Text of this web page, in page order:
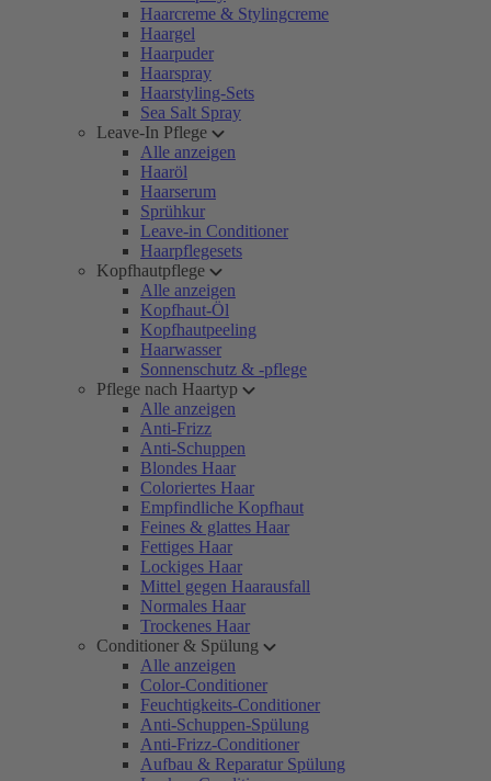
Haarcreme & Stylingcreme
Haargel
Haarpuder
Haarspray
Haarstyling-Sets
Sea Salt Spray
Leave-In Pflege
Alle anzeigen
Haaröl
Haarserum
Sprühkur
Leave-in Conditioner
Haarpflegesets
Kopfhautpflege
Alle anzeigen
Kopfhaut-Öl
Kopfhautpeeling
Haarwasser
Sonnenschutz & -pflege
Pflege nach Haartyp
Alle anzeigen
Anti-Frizz
Anti-Schuppen
Blondes Haar
Coloriertes Haar
Empfindliche Kopfhaut
Feines & glattes Haar
Fettiges Haar
Lockiges Haar
Mittel gegen Haarausfall
Normales Haar
Trockenes Haar
Conditioner & Spülung
Alle anzeigen
Color-Conditioner
Feuchtigkeits-Conditioner
Anti-Schuppen-Spülung
Anti-Frizz-Conditioner
Aufbau & Reparatur Spülung